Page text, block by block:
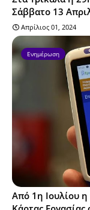
Σάββατο 13
Απρίλιος 01, 2024
Ενημέρωση
Από 1η Ιουλίου